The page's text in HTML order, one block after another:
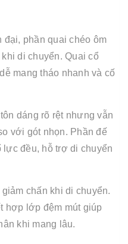
đại, phần quai chéo ôm
di chuyển. Quai cổ
mang tháo nhanh và cố
dáng rõ rệt nhưng vẫn
với gót nhọn. Phần đế
đều, hỗ trợ di chuyển
chấn khi di chuyển.
hợp lớp đệm mút giúp
khi mang lâu.